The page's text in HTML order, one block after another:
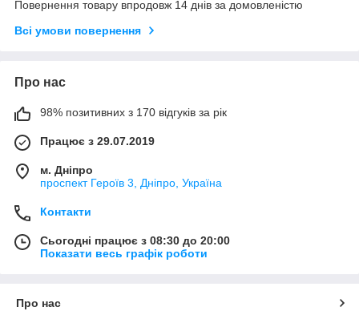
Повернення товару впродовж 14 днів за домовленістю
Всі умови повернення
Про нас
98% позитивних з 170 відгуків за рік
Працює з 29.07.2019
м. Дніпро
проспект Героїв 3, Дніпро, Україна
Контакти
Сьогодні працює з 08:30 до 20:00
Показати весь графік роботи
Про нас